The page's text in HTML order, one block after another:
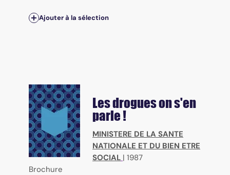
Ajouter à la sélection
Les drogues on s'en
parle !
MINISTERE DE LA SANTE
NATIONALE ET DU BIEN ETRE
SOCIAL | 1987
Brochure